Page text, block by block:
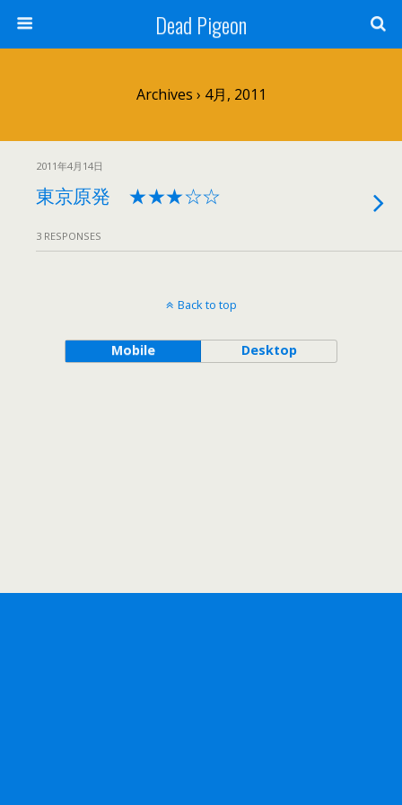
Dead Pigeon
Archives › 4月, 2011
2011年4月14日
東京原発 ★★★☆☆
3 RESPONSES
Back to top
Mobile Desktop